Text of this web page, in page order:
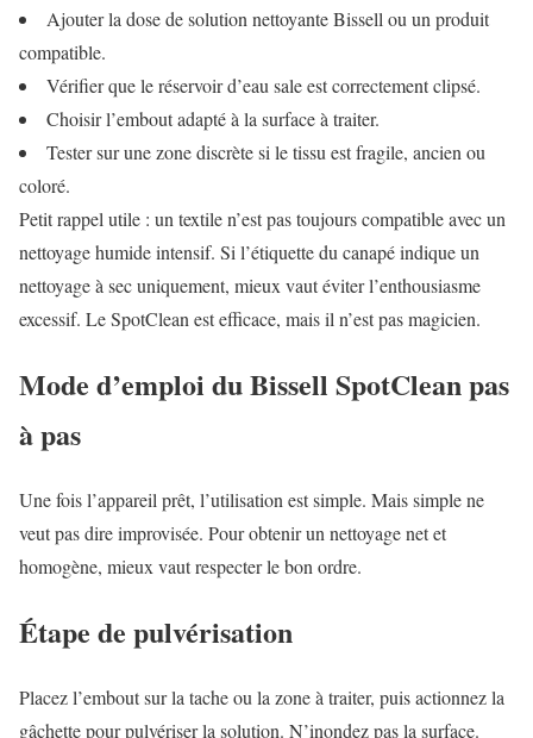
Ajouter la dose de solution nettoyante Bissell ou un produit
compatible.
Vérifier que le réservoir d’eau sale est correctement clipsé.
Choisir l’embout adapté à la surface à traiter.
Tester sur une zone discrète si le tissu est fragile, ancien ou
coloré.
Petit rappel utile : un textile n’est pas toujours compatible avec un
nettoyage humide intensif. Si l’étiquette du canapé indique un
nettoyage à sec uniquement, mieux vaut éviter l’enthousiasme
excessif. Le SpotClean est efficace, mais il n’est pas magicien.
Mode d’emploi du Bissell SpotClean pas
à pas
Une fois l’appareil prêt, l’utilisation est simple. Mais simple ne
veut pas dire improvisée. Pour obtenir un nettoyage net et
homogène, mieux vaut respecter le bon ordre.
Étape de pulvérisation
Placez l’embout sur la tache ou la zone à traiter, puis actionnez la
gâchette pour pulvériser la solution. N’inondez pas la surface.